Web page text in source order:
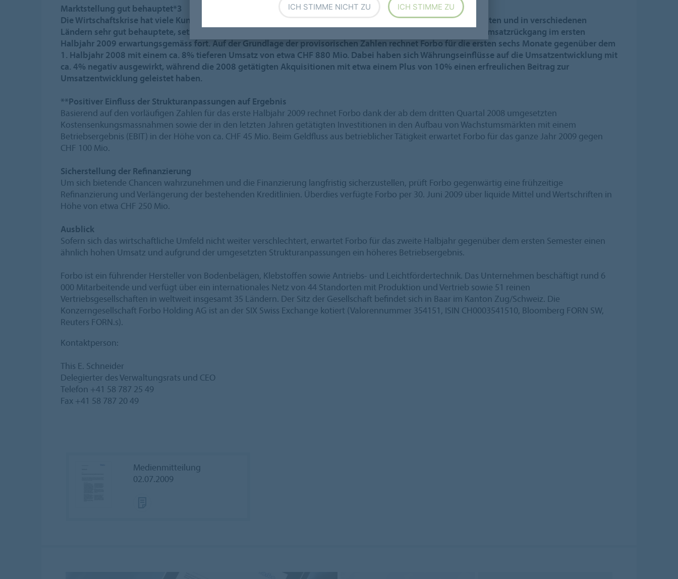
Marktstellung gut behauptet*3
Die Wirtschaftskrise hat viele Kunden von Forbo stark getroffen. Obwohl sich Forbo in wichtigen Marktsegmenten und in verschiedenen
Ländern sehr gut behauptete, setzte sich der in den letzten drei Monaten des vergangen Jahres eingetretene Umsatzrückgang im ersten
Halbjahr 2009 erwartungsgemäss fort. Auf der Grundlage der provisorischen Zahlen rechnet Forbo für die ersten sechs Monate gegenüber dem
1. Halbjahr 2008 mit einem ca. 8% tieferen Umsatz von etwa CHF 880 Mio. Dabei haben sich Währungseinflüsse auf die Umsatzentwicklung mit
ca. 4% negativ ausgewirkt, während die 2008 getätigten Akquisitionen mit etwa einem Plus von 10% einen erfreulichen Beitrag zur
Umsatzentwicklung geleistet haben.
**Positiver Einfluss der Strukturanpassungen auf Ergebnis
Basierend auf den vorläufigen Zahlen für das erste Halbjahr 2009 rechnet Forbo dank der ab dem dritten Quartal 2008 umgesetzten
Kostensenkungsmassnahmen sowie der in den letzten Jahren getätigten Investitionen in den Aufbau von Wachstumsmärkten mit einem
Betriebsergebnis (EBIT) in der Höhe von ca. CHF 45 Mio. Beim Geldfluss aus betrieblicher Tätigkeit erwartet Forbo für das ganze Jahr 2009 gegen
CHF 100 Mio.
Sicherstellung der Refinanzierung
Um sich bietende Chancen wahrzunehmen und die Finanzierung langfristig sicherzustellen, prüft Forbo gegenwärtig eine frühzeitige
Refinanzierung und Verlängerung der bestehenden Kreditlinien. Überdies verfügte Forbo per 30. Juni 2009 über liquide Mittel und Wertschriften in
Höhe von etwa CHF 250 Mio.
Ausblick
Sofern sich das wirtschaftliche Umfeld nicht weiter verschlechtert, erwartet Forbo für das zweite Halbjahr gegenüber dem ersten Semester einen
ähnlich hohen Umsatz und aufgrund der umgesetzten Strukturanpassungen ein höheres Betriebsergebnis.
Forbo ist ein führender Hersteller von Bodenbelägen, Klebstoffen sowie Antriebs- und Leichtfördertechnik. Das Unternehmen beschäftigt rund 6
000 Mitarbeitende und verfügt über ein internationales Netz von 44 Standorten mit Produktion und Vertrieb sowie 51 reinen
Vertriebsgesellschaften in weltweit insgesamt 35 Ländern. Der Sitz der Gesellschaft befindet sich in Baar im Kanton Zug/Schweiz. Die
Konzerngesellschaft Forbo Holding AG ist an der SIX Swiss Exchange kotiert (Valorennummer 354151, ISIN CH0003541510, Bloomberg FORN SW,
Reuters FORN.s).
Kontaktperson:
This E. Schneider
Delegierter des Verwaltungsrats und CEO
Telefon +41 58 787 25 49
Fax +41 58 787 20 49
Medienmitteilung
02.07.2009
ICH STIMME NICHT ZU ICH STIMME ZU